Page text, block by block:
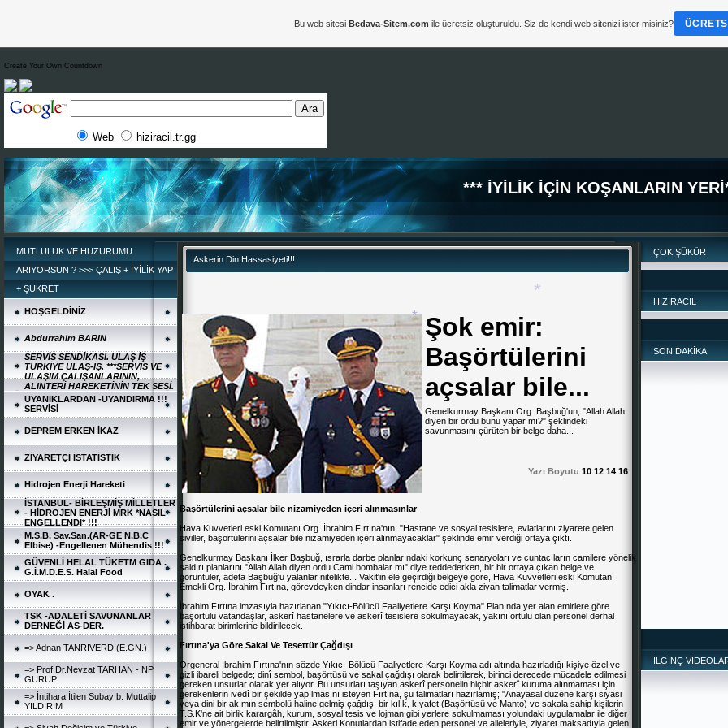
Create Your Own Countdown
Web hiziracil.tr.gg
*** İYİLİK İÇİN KOŞANLARIN
MUTLULUK VE HUZURUMU
ARIYORSUN ? >>> ÇALIŞ + İYİLİK YAP
+ ŞÜKRET
HOŞGELDİNİZ
Abdurrahim BARIN
SERVİS SENDİKASI. ULAŞ İŞ
TÜRKİYE ULAŞ-İŞ. ***SERVİS VE
ULAŞIM ÇALIŞANLARININ,
ALINTERİ HAREKETİNİN TEK SESİ.
UYANIKLARDAN -UYANDIRMA !!!
SERVİSİ
DEPREM ERKEN İKAZ
ZİYARETÇİ İSTATİSTİK
Hidrojen Enerji Hareketi
İSTANBUL- BİRLEŞMİŞ MİLLETLER
- HİDROJEN ENERJİ MRK *NASIL
ENGELLENDİ* !!!
M.S.B. Sav.San.(AR-GE N.B.C
Elbise) -Engellenen Mühendis !!!
GÜVENLİ HELAL TÜKETM GIDA .
G.İ.M.D.E.S. Halal Food
OYAK .
TSK -ADALETİ SAVUNANLAR
DERNEĞİ AS-DER.
=> Adnan TANRIVERDİ(E.GN.)
=> Prof.Dr.Nevzat TARHAN - NP
GURUP
=> İntihara İtilen Subay b. Muttalip
YILDIRIM
Askerin Din Hassasiyeti!!!
Şok emir:
Başörtülerini
açsalar bile...
Genelkurmay Başkanı Org. Başbuğ'un; "Allah Allah
diyen bir ordu bunu yapar mı?" şeklindeki
savunmasını çürüten bir belge daha...
Yazı Boyutu 10 12 14 16
Başörtülerini açsalar bile nizamiyeden içeri alınmasınlar
Hava Kuvvetleri eski Komutanı Org. İbrahim Fırtına'nın; "Hastane ve sosyal tesislere, evlatlarını ziyarete gelen
siviller, başörtülerini açsalar bile nizamiyeden içeri alınmayacaklar" şeklinde emir verdiği ortaya çıktı.
Genelkurmay Başkanı İlker Başbuğ, ısrarla darbe planlarındaki korkunç senaryoları ve cuntacıların camilere yönelik
saldırı planlarını "Allah Allah diyen ordu Cami bombalar mı" diye reddederken, bir bir ortaya çıkan belge ve
görüntüler, adeta Başbuğ'u yalanlar nitelikte... Vakit'in ele geçirdiği belgeye göre, Hava Kuvvetleri eski Komutanı
Emekli Org. İbrahim Fırtına, görevdeyken dindar insanları rencide edici akla ziyan talimatlar vermiş.
İbrahim Fırtına imzasıyla hazırlanan "Yıkıcı-Bölücü Faaliyetlere Karşı Koyma" Planında yer alan emirlere göre
başörtülü vatandaşlar, askerî hastanelere ve askerî tesislere sokulmayacak, yakını örtülü olan personel derhal
istihbarat birimlerine bildirilecek.
Fırtına'ya Göre Sakal Ve Tesettür Çağdışı
Orgeneral İbrahim Fırtına'nın sözde Yıkıcı-Bölücü Faaliyetlere Karşı Koyma adı altında hazırladığı kişiye özel ve
gizli ibareli belgede; dinî sembol, başörtüsü ve sakal çağdışı olarak belirtilerek, birinci derecede mücadele edilmesi
gereken unsurlar olarak yer alıyor. Bu unsurları taşıyan askerî personelin hiçbir askerî kuruma alınmaması için
gerekenlerin ivedî bir şekilde yapılmasını isteyen Fırtına, şu talimatları hazırlamış; "Anayasal düzene karşı siyasi
veya dini bir akımın sembolü haline gelmiş çağdışı bir kılık, kıyafet (Başörtüsü ve Manto) ve sakala sahip kişilerin
T.S.K'ne ait birlik karargâh, kurum, sosyal tesis ve lojman gibi yerlere sokulmaması yolundaki uygulamalar ile diğer
emir ve yönergelerde belirtilmiştir. Askeri Konutlardan istifade eden personel ve aileleriyle, ziyaret maksadıyla gelen
ÇOK ŞÜKÜR
HIZIRACİL
SON DAKİKA
İLGİNÇ
Bu web sitesi Bedava-Sitem.com ile ücretsiz oluşturuldu. Siz de kendi web sitenizi ister misiniz?